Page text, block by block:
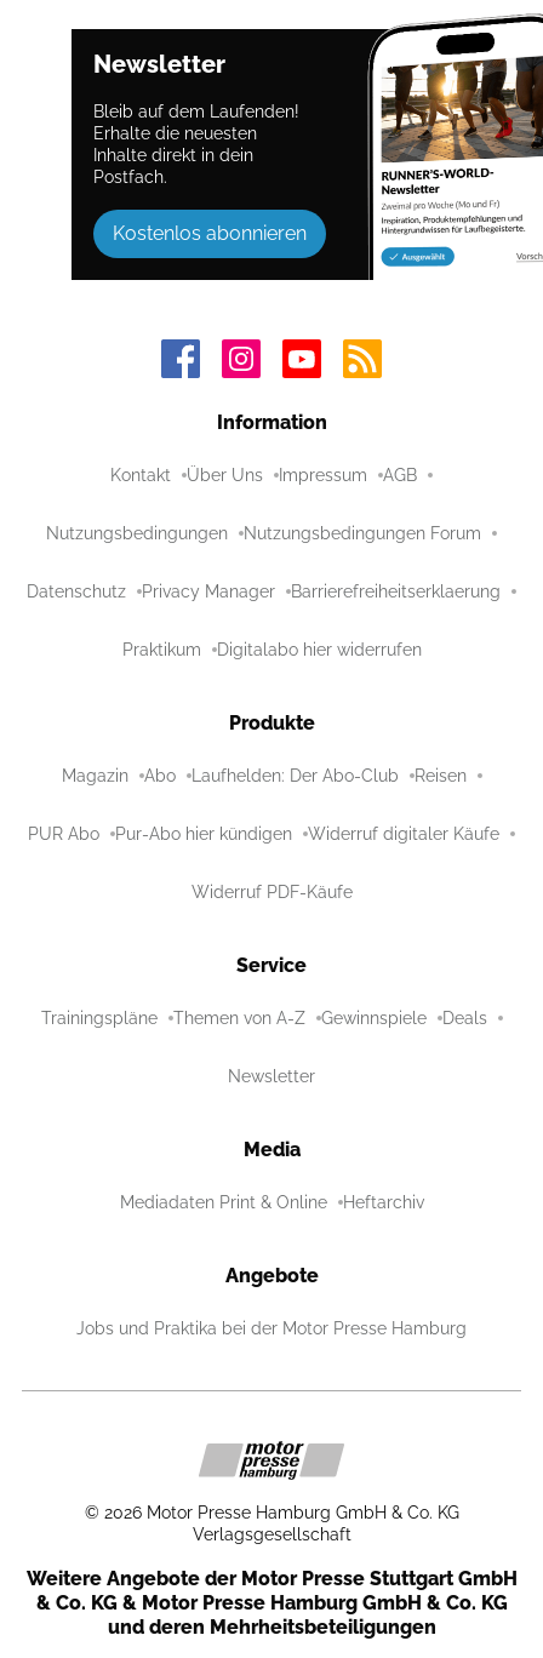
Newsletter
Bleib auf dem Laufenden!
Erhalte die neuesten
Inhalte direkt in dein
Postfach.
Kostenlos abonnieren
Information
Kontakt Über Uns Impressum AGB
Nutzungsbedingungen Nutzungsbedingungen Forum
Datenschutz Privacy Manager Barrierefreiheitserklaerung
Praktikum Digitalabo hier widerrufen
Produkte
Magazin Abo Laufhelden: Der Abo-Club Reisen
PUR Abo Pur-Abo hier kündigen Widerruf digitaler Käufe
Widerruf PDF-Käufe
Service
Trainingspläne Themen von A-Z Gewinnspiele Deals
Newsletter
Media
Mediadaten Print & Online Heftarchiv
Angebote
Jobs und Praktika bei der Motor Presse Hamburg
© 2026 Motor Presse Hamburg GmbH & Co. KG
Verlagsgesellschaft
Weitere Angebote der Motor Presse Stuttgart GmbH
& Co. KG & Motor Presse Hamburg GmbH & Co. KG
und deren Mehrheitsbeteiligungen